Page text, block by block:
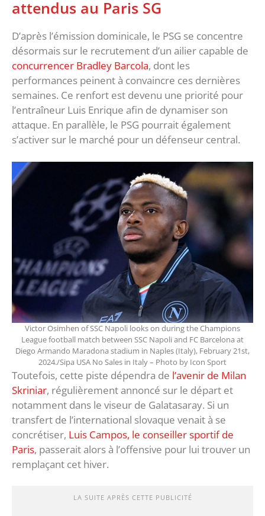
attendus au Paris SG
D’après l’émission dominicale, le PSG se concentre
désormais sur le recrutement d’un ailier capable de
concurrencer Bradley Barcola, dont les
performances peinent à convaincre ces dernières
semaines. Ce renfort est devenu une priorité pour
l’entraîneur Luis Enrique afin de dynamiser son
attaque. En parallèle, le PSG pourrait également
s’activer sur le marché pour un défenseur central.
Victor Osimhen of SSC Napoli looks on during the Champions
League football match between SSC Napoli and FC Barcelona at
Diego Armando Maradona stadium in Naples (Italy), February 21st,
2024./Sipa USA No Sales in Italy – Photo by Icon Sport
Toutefois, cette piste dépendra de l’avenir de Milan
Skriniar, régulièrement annoncé sur le départ et
notamment dans le viseur de Galatasaray. Si un
transfert de l’international slovaque venait à se
concrétiser, Luis Campos, le conseiller sportif de
Paris, passerait alors à l’offensive pour lui trouver un
remplaçant cet hiver.
LA SUITE APRÈS CETTE PUBLICITÉ